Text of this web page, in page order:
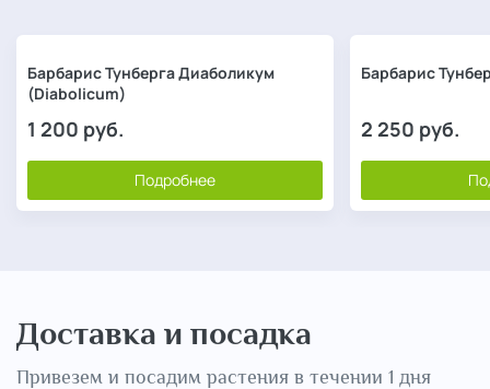
Барбарис Тунберга Диаболикум
(Diabolicum)
1 200 руб.
Подробнее
Барбарис
2 250 руб.
Доставка и посадка
Привезем и посадим растения в течении 1 дня